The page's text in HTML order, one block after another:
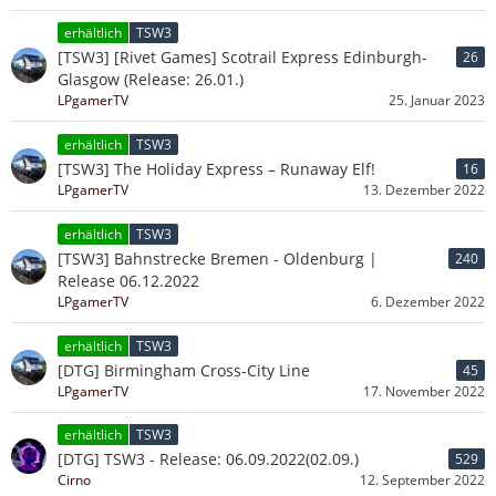
erhältlich TSW3
[TSW3] [Rivet Games] Scotrail Express Edinburgh-
Glasgow (Release: 26.01.)
26
LPgamerTV 25. Januar 2023
erhältlich TSW3
[TSW3] The Holiday Express – Runaway Elf!
16
LPgamerTV
13. Dezember 2022
erhältlich TSW3
[TSW3] Bahnstrecke Bremen - Oldenburg |
Release 06.12.2022
240
LPgamerTV 6. Dezember 2022
erhältlich TSW3
[DTG] Birmingham Cross-City Line
45
LPgamerTV
17. November 2022
erhältlich TSW3
[DTG] TSW3 - Release: 06.09.2022(02.09.)
529
Cirno
12. September 2022